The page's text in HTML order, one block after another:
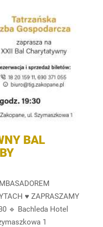
BAL
♥️ ZAPRASZAMY
🔹 Bachleda Hotel
1